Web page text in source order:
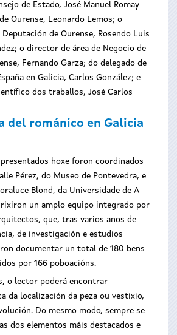
de Estado, José Manuel Romay
Ourense, Leonardo Lemos; o
de Ourense, Rosendo Luis
o director de área de Negocio de
Fernando Garza; do delegado de
en Galicia, Carlos González; e
dos traballos, José Carlos
del románico en Galicia
hoxe foron coordinados
Pérez, do Museo de Pontevedra, e
Blond, da Universidade de A
un amplo equipo integrado por
que, tras varios anos de
de investigación e estudios
documentar un total de 180 bens
por 166 poboacións.
o lector poderá encontrar
da localización da peza ou vestixio,
Do mesmo modo, sempre se
dos elementos máis destacados e